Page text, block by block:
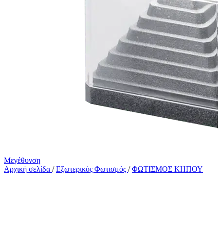
Μεγέθυνση
Αρχική σελίδα / Εξωτερικός Φωτισμός / ΦΩΤΙΣΜΟΣ ΚΗΠΟΥ